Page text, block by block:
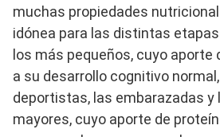
muchas propiedades
idónea para las distintas
los más pequeños, cuyo aporte
a su desarrollo cognitivo
deportistas, las embarazadas y
mayores, cuyo aporte de